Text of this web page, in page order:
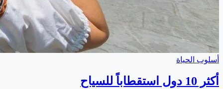
أسلوب الحياة
أكثر 10 دول استقطاباً للسياح